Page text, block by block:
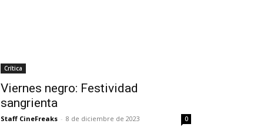
Crítica
Viernes negro: Festividad
sangrienta
Staff CineFreaks - 8 de diciembre de 2023 0